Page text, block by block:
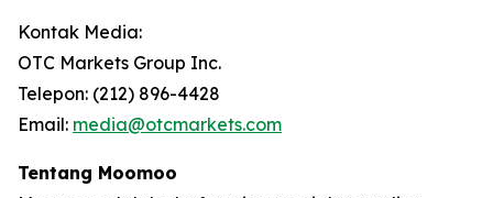
Kontak Media:
OTC Markets Group Inc.
Telepon: (212) 896-4428
Email: media@otcmarkets.com
Tentang Moomoo